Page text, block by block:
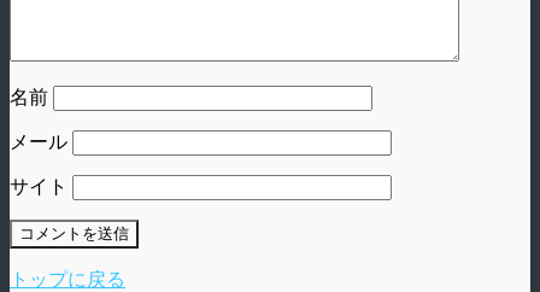
名前
メール
サイト
トップに戻る